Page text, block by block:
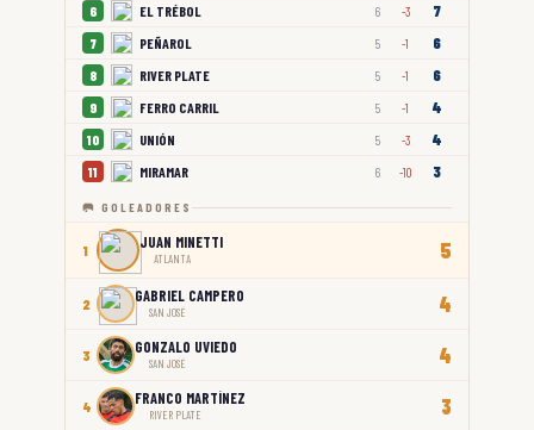
6 EL TRÉBOL 6 -3 7
7 PEÑAROL 5 -1 6
8 RIVER PLATE 5 -1 6
9 FERRO CARRIL 5 -1 4
10 UNIÓN 5 -3 4
11 MIRAMAR 6 -10 3
🥅 GOLEADORES
1 JUAN MINETTI
ATLANTA 5
2 GABRIEL CAMPERO
SAN JOSÉ 4
3 GONZALO UVIEDO
SAN JOSÉ 4
4 FRANCO MARTÍNEZ
RIVER PLATE 3